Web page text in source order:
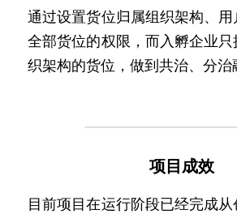
通过设置货位归属组织架构、
全部货位的权限，而入孵企业只
织架构的货位，做到共治、分治
项目成效
目前项目在运行阶段已经完成从